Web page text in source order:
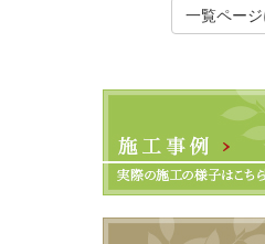
一覧ページ